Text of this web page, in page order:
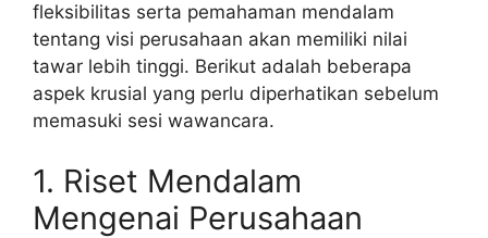
fleksibilitas serta pemahaman mendalam
tentang visi perusahaan akan memiliki nilai
tawar lebih tinggi. Berikut adalah beberapa
aspek krusial yang perlu diperhatikan sebelum
memasuki sesi wawancara.
1. Riset Mendalam
Mengenai Perusahaan